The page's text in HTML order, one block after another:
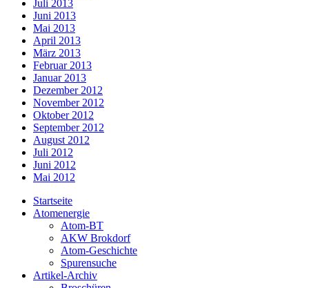
Juli 2013
Juni 2013
Mai 2013
April 2013
März 2013
Februar 2013
Januar 2013
Dezember 2012
November 2012
Oktober 2012
September 2012
August 2012
Juli 2012
Juni 2012
Mai 2012
Startseite
Atomenergie
Atom-BT
AKW Brokdorf
Atom-Geschichte
Spurensuche
Artikel-Archiv